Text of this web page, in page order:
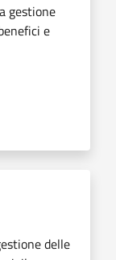
gestione
e
delle